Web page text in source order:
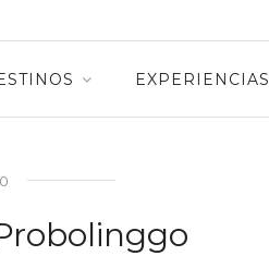
EXPERIENCIAS